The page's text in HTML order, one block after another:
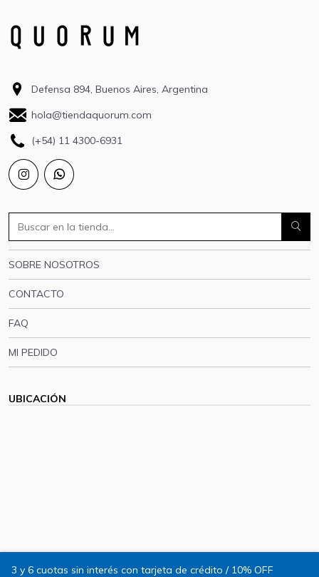
3 y 6 cuotas sin interés con tarjeta de crédito / 10% OFF
Defensa 894, Buenos Aires, Argentina
hola@tiendaquorum.com
(+54) 11 4300-6931
SOBRE NOSOTROS
CONTACTO
FAQ
MI PEDIDO
UBICACIÓN